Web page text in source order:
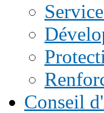
Conseil